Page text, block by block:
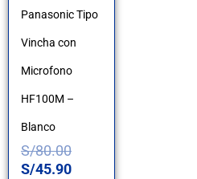
Panasonic Tipo
Vincha con
Microfono
HF100M –
Blanco
S/80.00
S/45.90